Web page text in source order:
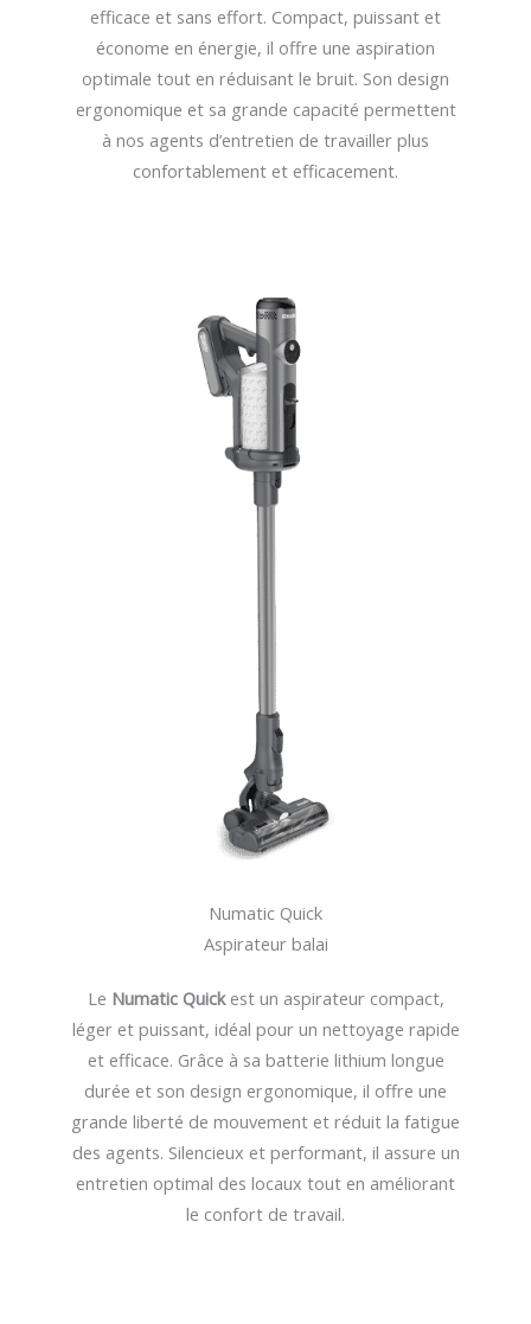
efficace et sans effort. Compact, puissant et
économe en énergie, il offre une aspiration
optimale tout en réduisant le bruit. Son design
ergonomique et sa grande capacité permettent
à nos agents d’entretien de travailler plus
confortablement et efficacement.
Numatic Quick
Aspirateur balai
Le Numatic Quickest un aspirateur compact,
léger et puissant, idéal pour un nettoyage rapide
et efficace. Grâce à sa batterie lithium longue
durée et son design ergonomique, il offre une
grande liberté de mouvement et réduit la fatigue
des agents. Silencieux et performant, il assure un
entretien optimal des locaux tout en améliorant
le confort de travail.